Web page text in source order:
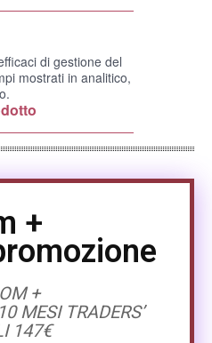
di gestione del
mostrati in analitico,
+
+
MESI TRADERS’
147€